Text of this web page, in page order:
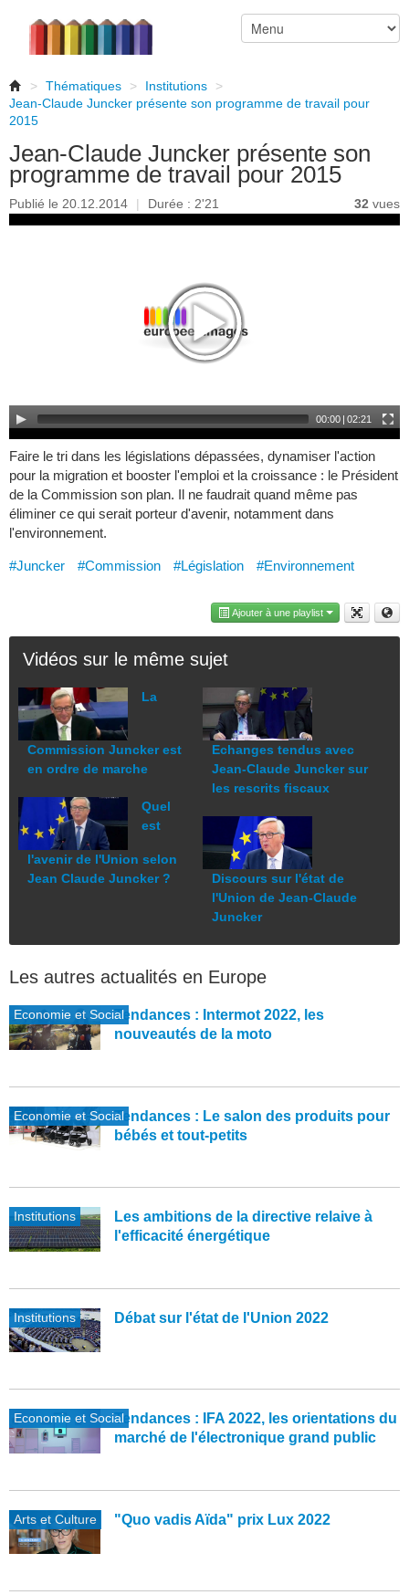
> Thématiques > Institutions
>
Jean-Claude Juncker présente son programme de travail pour
2015
Jean-Claude Juncker présente son
programme de travail pour 2015
Publié le 20.12.2014 | Durée : 2'21 32 vues
00:00 | 02:21
Faire le tri dans les législations dépassées, dynamiser l'action
pour la migration et booster l'emploi et la croissance : le Président
de la Commission son plan. Il ne faudrait quand même pas
éliminer ce qui serait porteur d'avenir, notamment dans
l'environnement.
#Juncker #Commission #Législation #Environnement
Ajouter à une playlist
Vidéos sur le même sujet
La
Commission Juncker est
en ordre de marche
Quel
est
l'avenir de l'Union selon
Jean Claude Juncker ?
Echanges tendus avec
Jean-Claude Juncker sur
les rescrits fiscaux
Discours sur l'état de
l'Union de Jean-Claude
Juncker
Les autres actualités en Europe
Economie et SocialTendances : Intermot 2022, les
nouveautés de la moto
Economie et SocialTendances : Le salon des produits pour
bébés et tout-petits
Institutions
Les ambitions de la directive relaive à
l'efficacité énergétique
Institutions Débat sur l'état de l'Union 2022
Economie et SocialTendances : IFA 2022, les orientations du
marché de l'électronique grand public
Arts et Culture "Quo vadis Aïda" prix Lux 2022